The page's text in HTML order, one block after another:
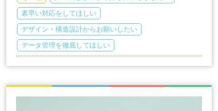
素早い対応をしてほしい
デザイン・構造設計からお願いしたい
データ管理を徹底してほしい